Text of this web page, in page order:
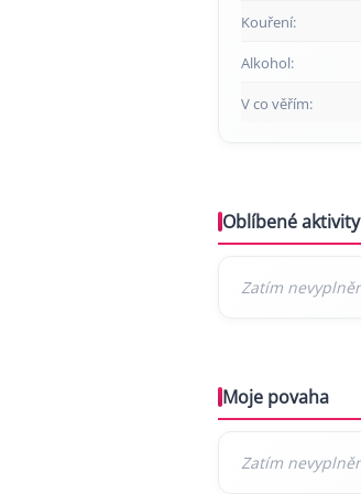
Kouření:
Alkohol:
V co věřím:
Oblíbené aktivity
Moje povaha